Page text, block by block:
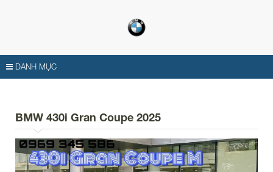
DANH MỤC
BMW 430i Gran Coupe 2025